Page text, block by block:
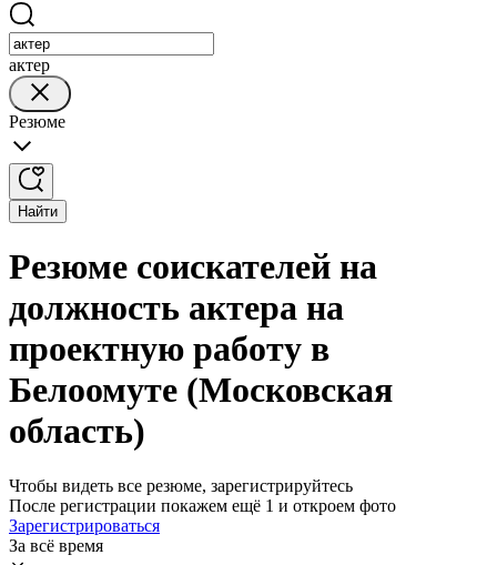
актер
Резюме
Найти
Резюме соискателей на
должность актера на
проектную работу в
Белоомуте (Московская
область)
Чтобы видеть все резюме, зарегистрируйтесь
После регистрации покажем ещё 1 и откроем фото
Зарегистрироваться
За всё время